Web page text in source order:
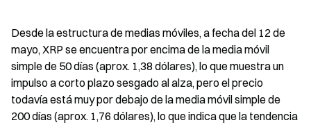
Desde la estructura de medias móviles, a fecha del 12 de
mayo, XRP se encuentra por encima de la media móvil
simple de 50 días (aprox. 1,38 dólares), lo que muestra un
impulso a corto plazo sesgado al alza, pero el precio
todavía está muy por debajo de la media móvil simple de
200 días (aprox. 1,76 dólares), lo que indica que la tendencia